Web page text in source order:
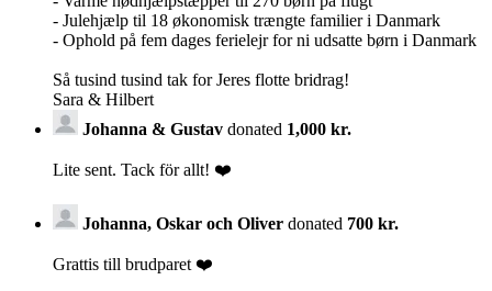
- Julehjælp til 18 økonomisk trængte familier i Danmark
- Ophold på fem dages ferielejr for ni udsatte børn i Danmark
Så tusind tusind tak for Jeres flotte bridrag!
Sara & Hilbert
Johanna & Gustav donated 1,000 kr.
Lite sent. Tack för allt! ❤️
Johanna, Oskar och Oliver donated 700 kr.
Grattis till brudparet ❤️